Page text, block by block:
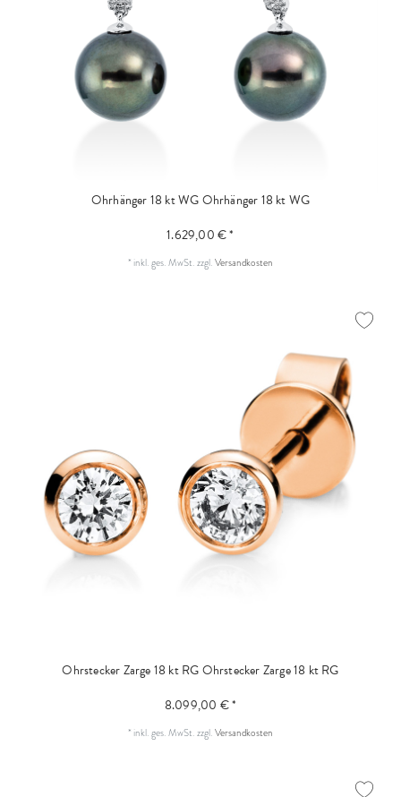
Ohrhänger 18 kt WGOhrhänger 18 kt WG
1.629,00 € *
* inkl. ges. MwSt.zzgl.Versandkosten
Ohrstecker Zarge 18 kt RGOhrstecker Zarge 18 kt RG
8.099,00 € *
* inkl. ges. MwSt.zzgl.Versandkosten